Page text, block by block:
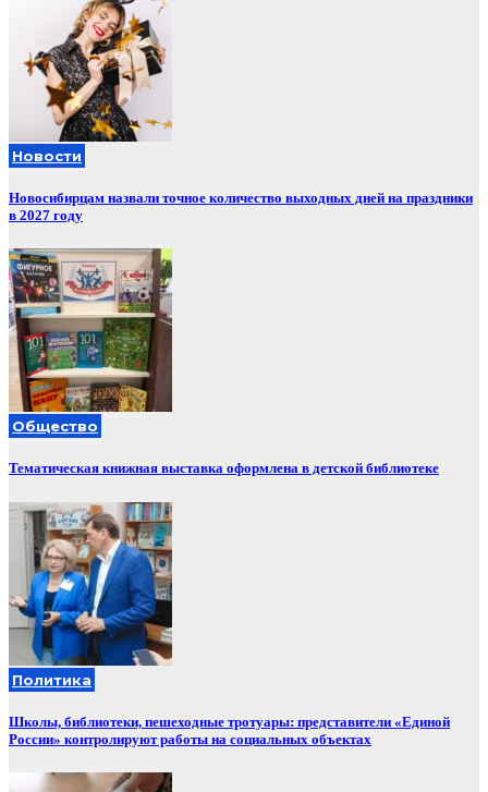
Новости
Новосибирцам назвали точное количество выходных дней на праздники
в 2027 году
Общество
Тематическая книжная выставка оформлена в детской библиотеке
Политика
Школы, библиотеки, пешеходные тротуары: представители «Единой
России» контролируют работы на социальных объектах